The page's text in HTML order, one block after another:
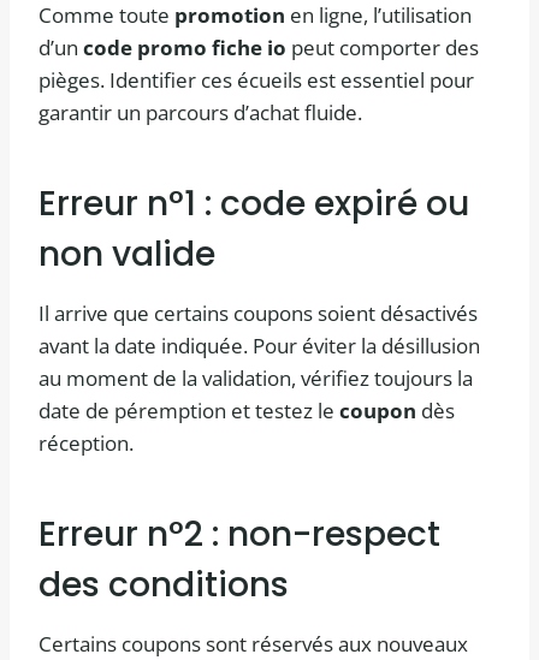
Comme toute promotion en ligne, l’utilisation
d’un code promo fiche io peut comporter des
pièges. Identifier ces écueils est essentiel pour
garantir un parcours d’achat fluide.
Erreur n°1 : code expiré ou
non valide
Il arrive que certains coupons soient désactivés
avant la date indiquée. Pour éviter la désillusion
au moment de la validation, vérifiez toujours la
date de péremption et testez le coupon dès
réception.
Erreur n°2 : non-respect
des conditions
Certains coupons sont réservés aux nouveaux